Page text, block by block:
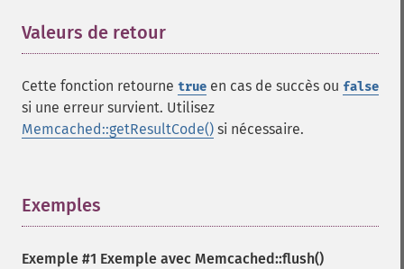
Valeurs de retour
Cette fonction retourne true en cas de succès ou false
si une erreur survient. Utilisez
Memcached::getResultCode() si nécessaire.
Exemples
Exemple #1 Exemple avec Memcached::flush()